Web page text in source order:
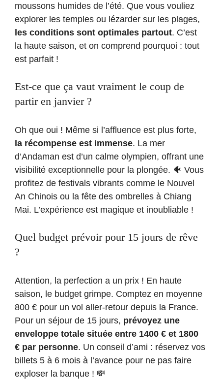
moussons humides de l’été. Que vous vouliez
explorer les temples ou lézarder sur les plages,
les conditions sont optimales partout. C’est
la haute saison, et on comprend pourquoi : tout
est parfait !
Est-ce que ça vaut vraiment le coup de
partir en janvier ?
Oh que oui ! Même si l’affluence est plus forte,
la récompense est immense. La mer
d’Andaman est d’un calme olympien, offrant une
visibilité exceptionnelle pour la plongée. 🐠 Vous
profitez de festivals vibrants comme le Nouvel
An Chinois ou la fête des ombrelles à Chiang
Mai. L’expérience est magique et inoubliable !
Quel budget prévoir pour 15 jours de rêve
?
Attention, la perfection a un prix ! En haute
saison, le budget grimpe. Comptez en moyenne
800 € pour un vol aller-retour depuis la France.
Pour un séjour de 15 jours, prévoyez une
enveloppe totale située entre 1400 € et 1800
€ par personne. Un conseil d’ami : réservez vos
billets 5 à 6 mois à l’avance pour ne pas faire
exploser la banque ! 💸